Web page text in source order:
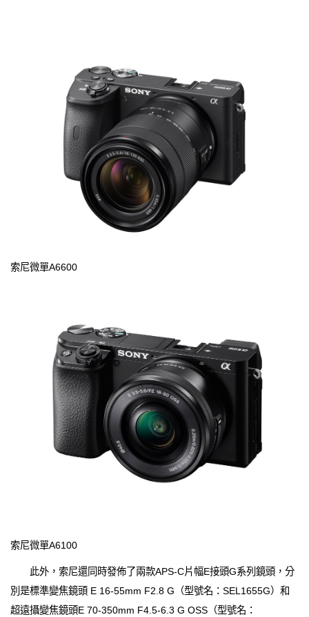
索尼微單A6600
索尼微單A6100
此外，索尼還同時發佈了兩款APS-C片幅E接頭G系列鏡頭，分
別是標準變焦鏡頭 E 16-55mm F2.8 G（型號名：SEL1655G）和
超遠攝變焦鏡頭E 70-350mm F4.5-6.3 G OSS（型號名：